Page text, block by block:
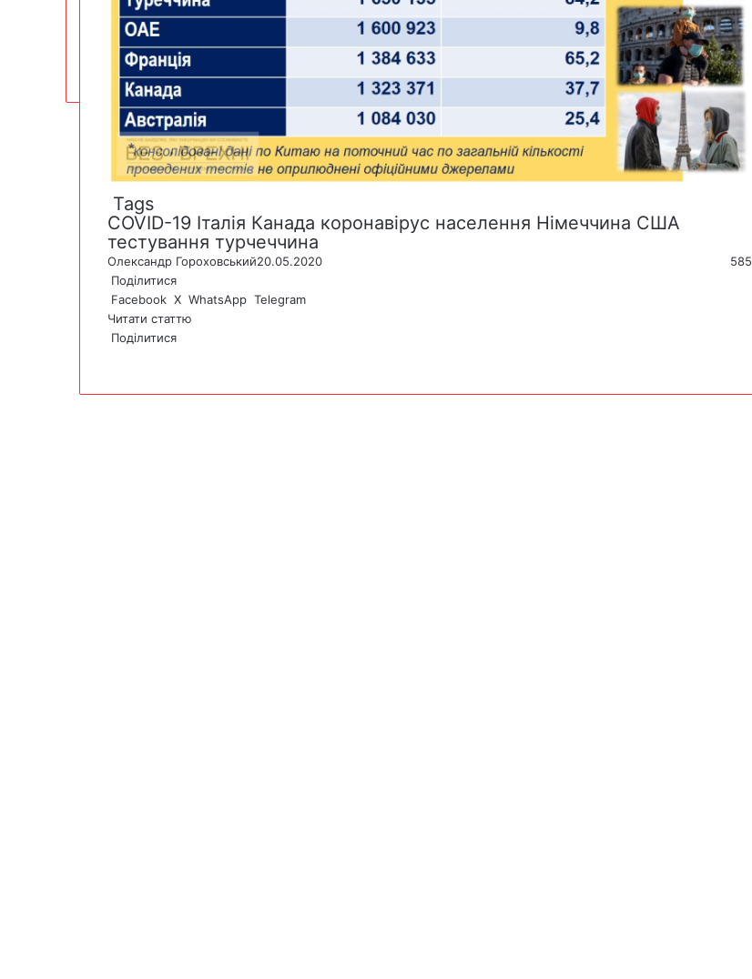
Tags
COVID-19 Італія Канада коронавірус населення Німеччина США
тестування турчеччина
Олександр Гороховський20.05.2020
585
Поділитися
Facebook X WhatsApp Telegram
Читати статтю
Поділитися
calb
i